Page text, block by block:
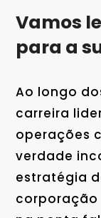
Vamos
para a
Ao longo
carreira
operações
verdade
estratégia
corporação